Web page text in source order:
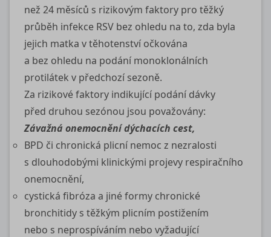
než 24 měsíců s rizikovým faktory pro těžký
průběh infekce RSV bez ohledu na to, zda byla
jejich matka v těhotenství očkována
a bez ohledu na podání monoklonálních
protilátek v předchozí sezoně.
Za rizikové faktory indikující podání dávky
před druhou sezónou jsou považovány:
Závažná onemocnění dýchacích cest,
BPD či chronická plicní nemoc z nezralosti
s dlouhodobými klinickými projevy respiračního
onemocnění,
cystická fibróza a jiné formy chronické
bronchitidy s těžkým plicním postižením
nebo s neprospíváním nebo vyžadující